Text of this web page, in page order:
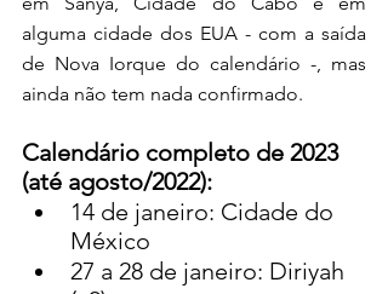
alguma cidade dos EUA - com a saída
de Nova Iorque do calendário -, mas
ainda não tem nada confirmado.
Calendário completo de 2023
(até agosto/2022):
14 de janeiro: Cidade do
México
27 a 28 de janeiro: Diriyah